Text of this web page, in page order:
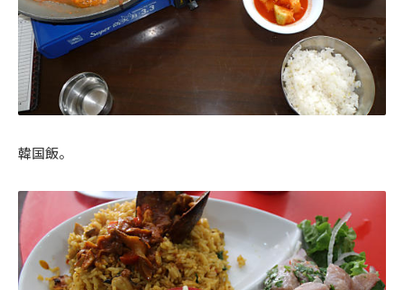
韓国飯。